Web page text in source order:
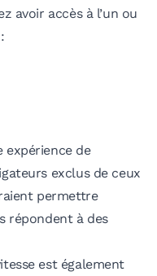
avoir accès à l’un ou
expérience de
exclus de ceux
permettre
répondent à des
est également